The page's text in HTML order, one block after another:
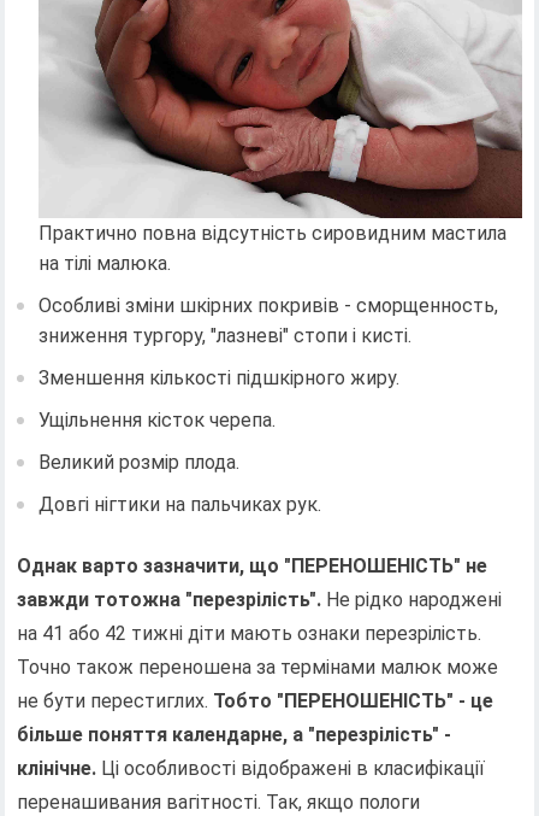
Практично повна відсутність сировидним мастила
на тілі малюка.
Особливі зміни шкірних покривів - сморщенность,
зниження тургору, "лазневі" стопи і кисті.
Зменшення кількості підшкірного жиру.
Ущільнення кісток черепа.
Великий розмір плода.
Довгі нігтики на пальчиках рук.
Однак варто зазначити, що "ПЕРЕНОШЕНІСТЬ" не
завжди тотожна "перезрілість". Не рідко народжені
на 41 або 42 тижні діти мають ознаки перезрілість.
Точно також переношена за термінами малюк може
не бути перестиглих. Тобто "ПЕРЕНОШЕНІСТЬ" - це
більше поняття календарне, а "перезрілість" -
клінічне. Ці особливості відображені в класифікації
перенашивания вагітності. Так, якщо пологи